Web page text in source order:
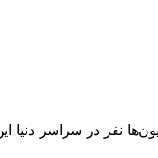
نفر در سراسر دنیا